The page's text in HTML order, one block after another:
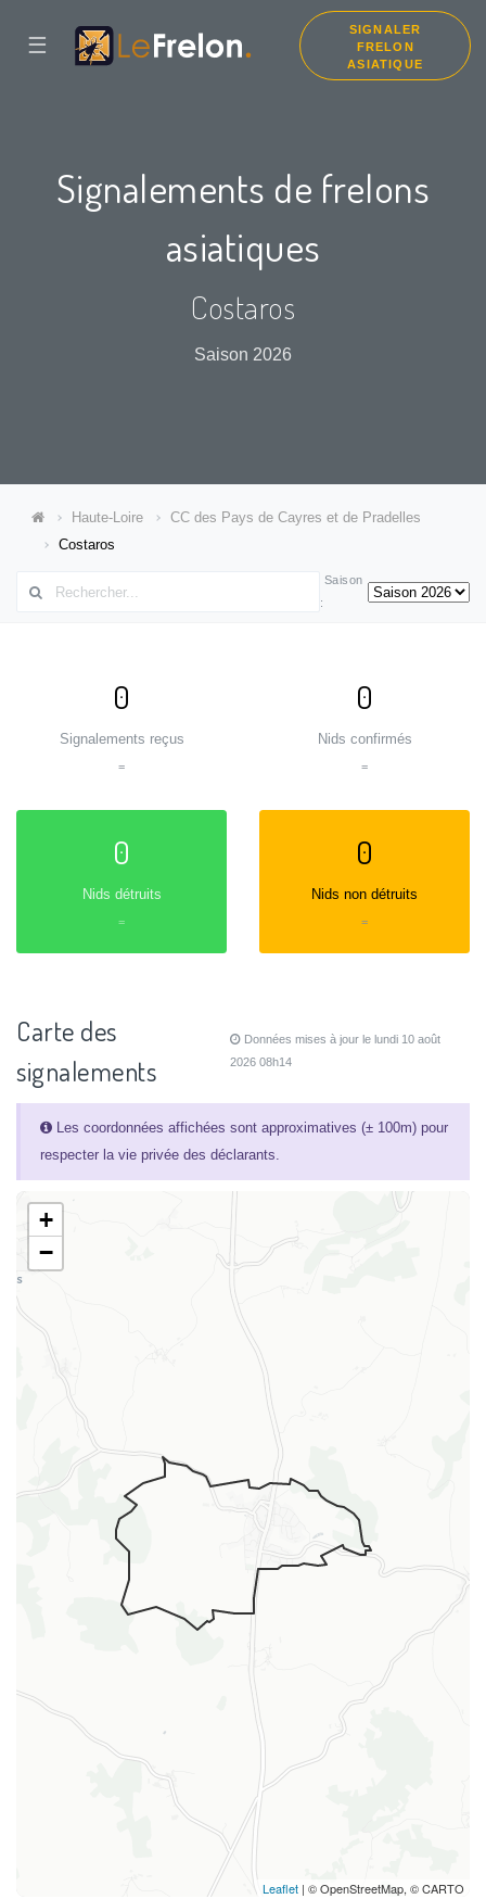
☰
SIGNALER
FRELON
ASIATIQUE
Signalements de frelons
asiatiques
Costaros
Saison 2026
Haute-Loire
CC des Pays de Cayres et de Pradelles
Costaros
Saison
:
0
Signalements reçus
=
0
Nids confirmés
=
0
Nids détruits
=
0
Nids non détruits
=
Carte des
signalements
Données mises à jour le lundi 10 août
2026 08h14
Les coordonnées affichées sont approximatives (± 100m) pour
respecter la vie privée des déclarants.
+
−
Leaflet | © OpenStreetMap, © CARTO